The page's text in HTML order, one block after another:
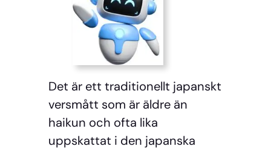
Det är ett traditionellt japanskt
versmått som är äldre än
haikun och ofta lika
uppskattat i den japanska